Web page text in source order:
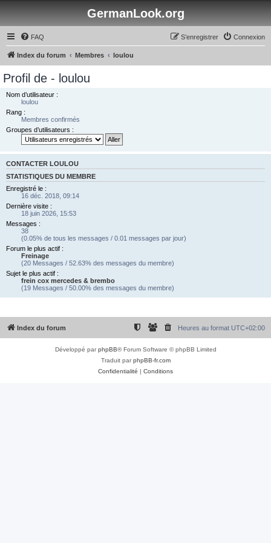
GermanLook.org
FAQ Connexion
S’enregistrer
Index du forum Membres loulou
Profil de - loulou
Nom d’utilisateur :
loulou
Rang :
Membres confirmés
Groupes d’utilisateurs :
CONTACTER LOULOU
STATISTIQUES DU MEMBRE
Enregistré le :
16 déc. 2018, 09:14
Dernière visite :
18 juin 2026, 15:53
Messages :
38
(0.05% de tous les messages / 0.01 messages par jour)
Forum le plus actif :
Freinage
(20 Messages / 52.63% des messages du membre)
Sujet le plus actif :
frein cox mercedes & brembo
(19 Messages / 50.00% des messages du membre)
Index du forum Heures au format UTC+02:00
Développé parphpBB® Forum Software © phpBB Limited
Traduit parphpBB-fr.com
Confidentialité | Conditions